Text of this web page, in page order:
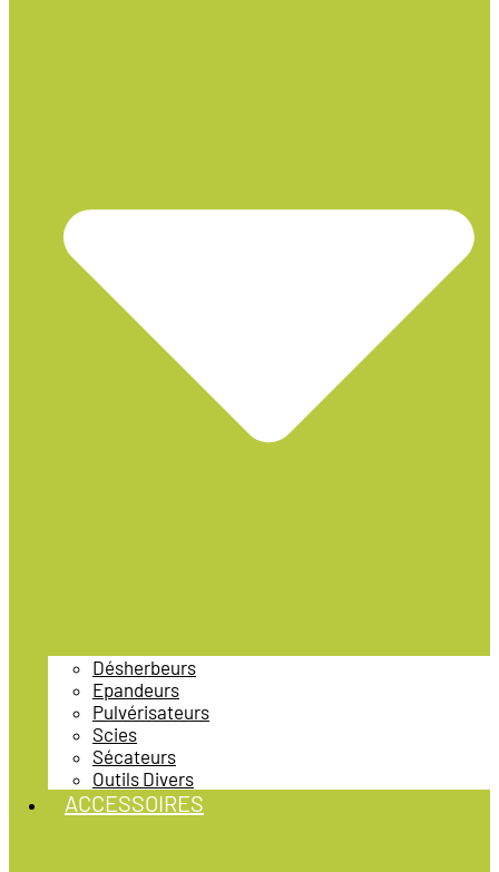
Désherbeurs
Epandeurs
Pulvérisateurs
Scies
Sécateurs
Outils Divers
ACCESSOIRES